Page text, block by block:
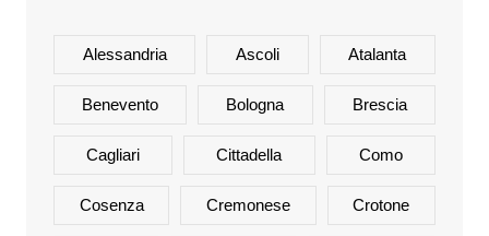
Alessandria Ascoli Atalanta
Benevento Bologna Brescia
Cagliari Cittadella Como
Cosenza Cremonese Crotone